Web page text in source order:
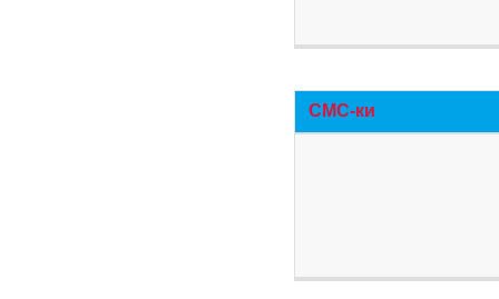
СМС-ки